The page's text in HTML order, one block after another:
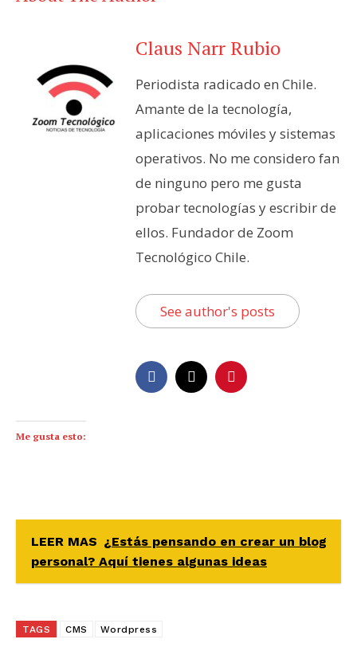
Claus Narr Rubio
Periodista radicado en Chile.
Amante de la tecnología,
aplicaciones móviles y sistemas
operativos. No me considero fan
de ninguno pero me gusta
probar tecnologías y escribir de
ellos. Fundador de Zoom
Tecnológico Chile.
See author's posts
Me gusta esto:
LEER MAS ¿Estás pensando en crear un blog
personal? Aquí tienes algunas ideas
TAGS CMS Wordpress